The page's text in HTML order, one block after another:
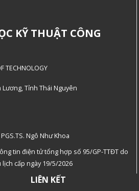
KỸ THUẬT CÔNG
TECHNOLOGY
Lương, Tỉnh Thái Nguyên
Ngô Như Khoa
tin điện tử tổng hợp số 95/GP-TTĐT do
lịch cấp ngày 19/5/2026
LIÊN KẾT